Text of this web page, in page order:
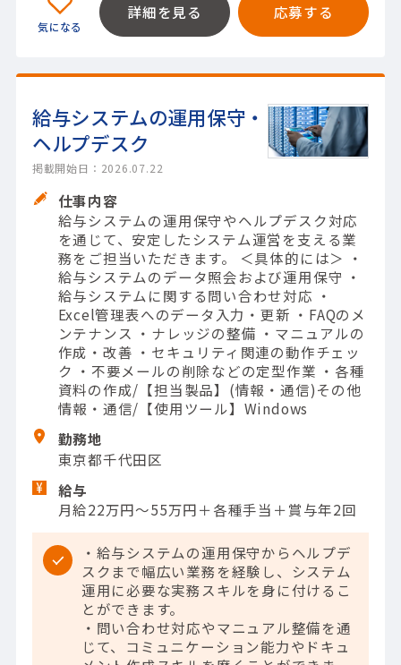
詳細を見る 応募する
給与システムの運用保守・
ヘルプデスク
掲載開始日：2026.07.22
仕事内容
給与システムの運用保守やヘルプデスク対応
を通じて、安定したシステム運営を支える業
務をご担当いただきます。 ＜具体的には＞ ・
給与システムのデータ照会および運用保守 ・
給与システムに関する問い合わせ対応 ・
Excel管理表へのデータ入力・更新 ・FAQのメ
ンテナンス ・ナレッジの整備 ・マニュアルの
作成・改善 ・セキュリティ関連の動作チェッ
ク ・不要メールの削除などの定型作業 ・各種
資料の作成/【担当製品】(情報・通信)その他
情報・通信/【使用ツール】Windows
勤務地
東京都千代田区
給与
月給22万円～55万円＋各種手当＋賞与年2回
・給与システムの運用保守からヘルプデ
スクまで幅広い業務を経験し、システム
運用に必要な実務スキルを身に付けるこ
とができます。
・問い合わせ対応やマニュアル整備を通
じて、コミュニケーション能力やドキュ